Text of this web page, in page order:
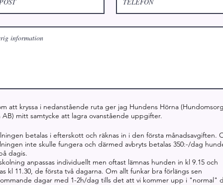
att kryssa i nedanstående ruta ger jag Hundens Hörna (Hundomsorg
AB) mitt samtycke att lagra ovanstående uppgifter.
betalas i efterskott och räknas in i den första månadsavgiften.
inte skulle fungera och därmed avbryts betalas 350:-/dag
dagis.
anpassas individuellt men oftast lämnas hunden in kl 9.15 och
kl 11.30, de första två dagarna. Om allt funkar bra förlängs sen
dagar med 1-2h/dag tills det att vi kommer upp i "normal"